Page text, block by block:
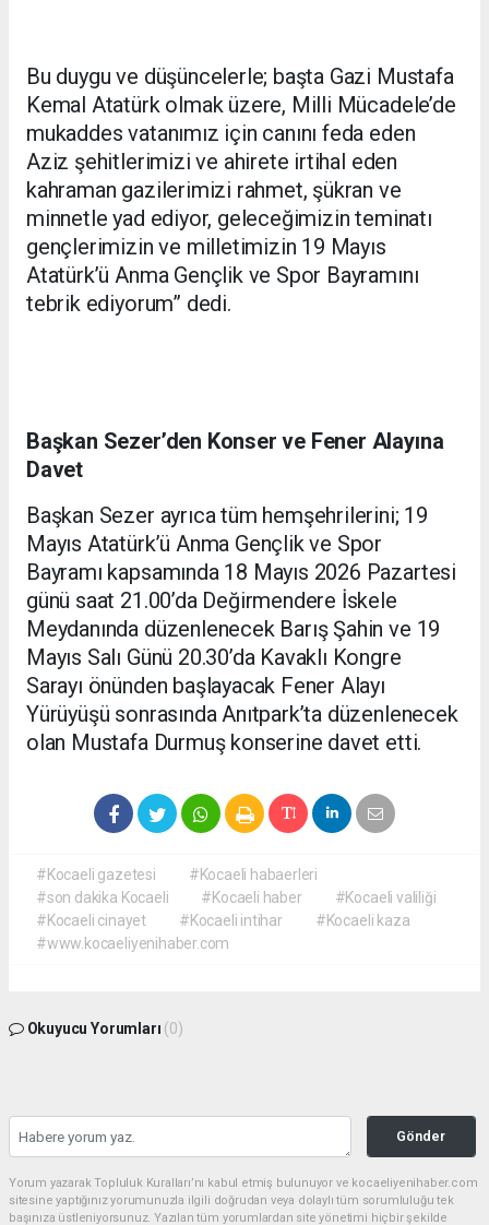
Bu duygu ve düşüncelerle; başta Gazi Mustafa
Kemal Atatürk olmak üzere, Milli Mücadele’de
mukaddes vatanımız için canını feda eden
Aziz şehitlerimizi ve ahirete irtihal eden
kahraman gazilerimizi rahmet, şükran ve
minnetle yad ediyor, geleceğimizin teminatı
gençlerimizin ve milletimizin 19 Mayıs
Atatürk’ü Anma Gençlik ve Spor Bayramını
tebrik ediyorum” dedi.
Başkan Sezer’den Konser ve Fener Alayına
Davet
Başkan Sezer ayrıca tüm hemşehrilerini; 19
Mayıs Atatürk’ü Anma Gençlik ve Spor
Bayramı kapsamında 18 Mayıs 2026 Pazartesi
günü saat 21.00’da Değirmendere İskele
Meydanında düzenlenecek Barış Şahin ve 19
Mayıs Salı Günü 20.30’da Kavaklı Kongre
Sarayı önünden başlayacak Fener Alayı
Yürüyüşü sonrasında Anıtpark’ta düzenlenecek
olan Mustafa Durmuş konserine davet etti.
#Kocaeli gazetesi
#Kocaeli habaerleri
#son dakika Kocaeli
#Kocaeli haber
#Kocaeli valiliği
#Kocaeli cinayet
#Kocaeli intihar
#Kocaeli kaza
#www.kocaeliyenihaber.com
Okuyucu Yorumları (0)
Gönder
Yorum yazarak Topluluk Kuralları’nı kabul etmiş bulunuyor ve kocaeliyenihaber.com
sitesine yaptığınız yorumunuzla ilgili doğrudan veya dolaylı tüm sorumluluğu tek
başınıza üstleniyorsunuz. Yazılan tüm yorumlardan site yönetimi hiçbir şekilde